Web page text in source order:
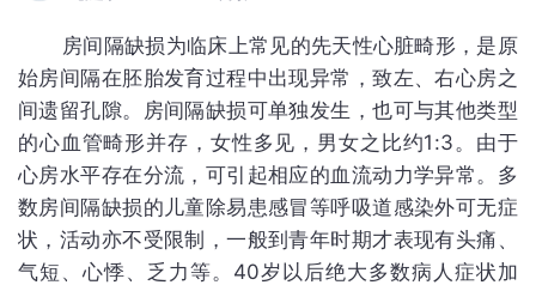
房间隔缺损为临床上常见的先天性心脏畸形，是原
始房间隔在胚胎发育过程中出现异常，致左、右心房之
间遗留孔隙。房间隔缺损可单独发生，也可与其他类型
的心血管畸形并存，女性多见，男女之比约1:3。由于
心房水平存在分流，可引起相应的血流动力学异常。多
数房间隔缺损的儿童除易患感冒等呼吸道感染外可无症
状，活动亦不受限制，一般到青年时期才表现有头痛、
气短、心悸、乏力等。40岁以后绝大多数病人症状加